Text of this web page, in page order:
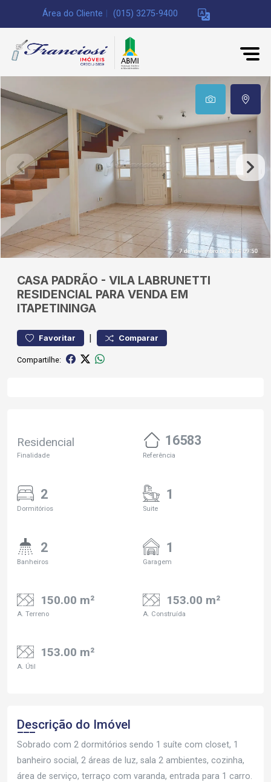
Área do Cliente (015) 3275-9400
CASA PADRÃO - VILA LABRUNETTI
RESIDENCIAL PARA VENDA EM
ITAPETININGA
Favoritar | Comparar
Compartilhe:
Residencial
Finalidade
16583
Referência
2
Dormitórios
1
Suite
2
Banheiros
1
Garagem
150.00 m²
A. Terreno
153.00 m²
A. Construída
153.00 m²
A. Útil
Descrição do Imóvel
Sobrado com 2 dormitórios sendo 1 suíte com closet, 1
banheiro social, 2 áreas de luz, sala 2 ambientes, cozinha,
área de serviço, terraço com varanda, entrada para 1 carro.